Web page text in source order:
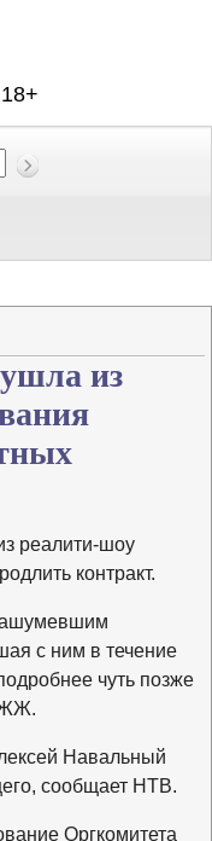
18+
из
реалити-шоу
контракт.
с ним в течение
чуть позже
ЖЖ.
Навальный
сообщает НТВ.
Оргкомитета